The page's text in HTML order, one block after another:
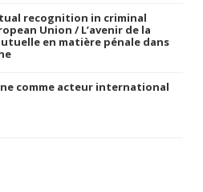
recognition in criminal
Union / L’avenir de la
en matière pénale dans
comme acteur international